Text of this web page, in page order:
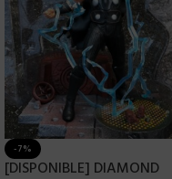
-7%
[DISPONIBLE] DIAMOND